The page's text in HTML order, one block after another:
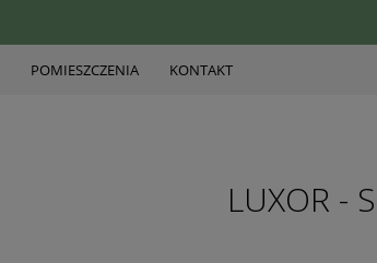
POMIESZCZENIA KONTAKT
LUXOR -